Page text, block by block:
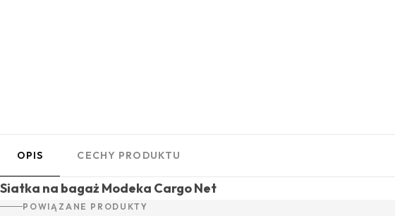
OPIS CECHY PRODUKTU
Siatka na bagaż Modeka Cargo Net
POWIĄZANE PRODUKTY